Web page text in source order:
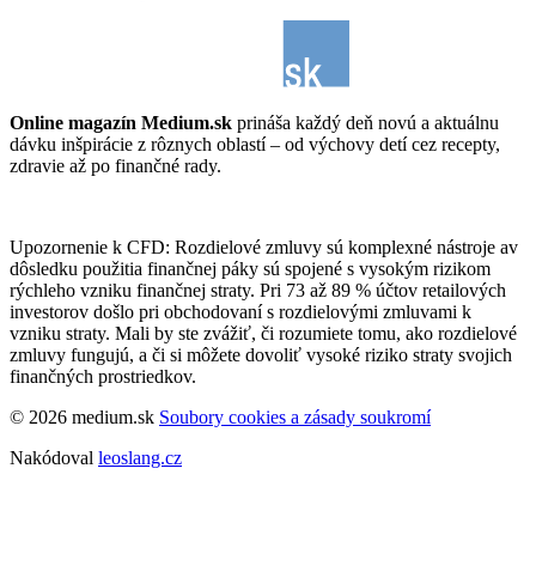
Online magazín Medium.sk prináša každý deň novú a aktuálnu
dávku inšpirácie z rôznych oblastí – od výchovy detí cez recepty,
zdravie až po finančné rady.
Upozornenie k CFD: Rozdielové zmluvy sú komplexné nástroje av
dôsledku použitia finančnej páky sú spojené s vysokým rizikom
rýchleho vzniku finančnej straty. Pri 73 až 89 % účtov retailových
investorov došlo pri obchodovaní s rozdielovými zmluvami k
vzniku straty. Mali by ste zvážiť, či rozumiete tomu, ako rozdielové
zmluvy fungujú, a či si môžete dovoliť vysoké riziko straty svojich
finančných prostriedkov.
© 2026 medium.sk Soubory cookies a zásady soukromí
Nakódoval leoslang.cz